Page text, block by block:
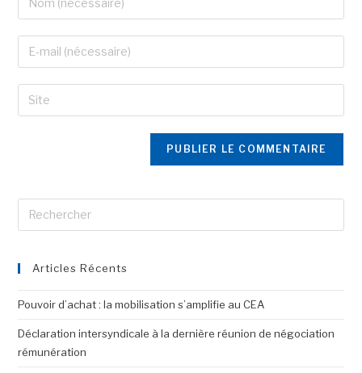
Articles Récents
Pouvoir d’achat : la mobilisation s’amplifie au CEA
Déclaration intersyndicale à la dernière réunion de négociation
rémunération